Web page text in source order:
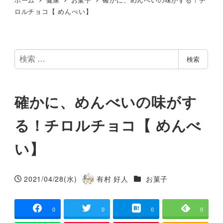
ロルチョコ【 めんべい】
検
索
検索
確かに、めんべいの味がす
る！チロルチョコ【 めんべ
い】
投稿日
2021/04/28(水)
著
有村 好人 カテゴリー
お菓子
0 0 0 0